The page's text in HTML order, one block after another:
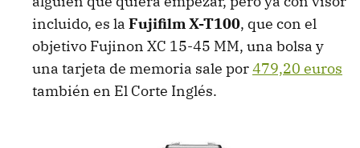
incluido, es la Fujifilm X-T100, que con el
objetivo Fujinon XC 15-45 MM, una bolsa y
una tarjeta de memoria sale por479,20 euros
también en El Corte Inglés.